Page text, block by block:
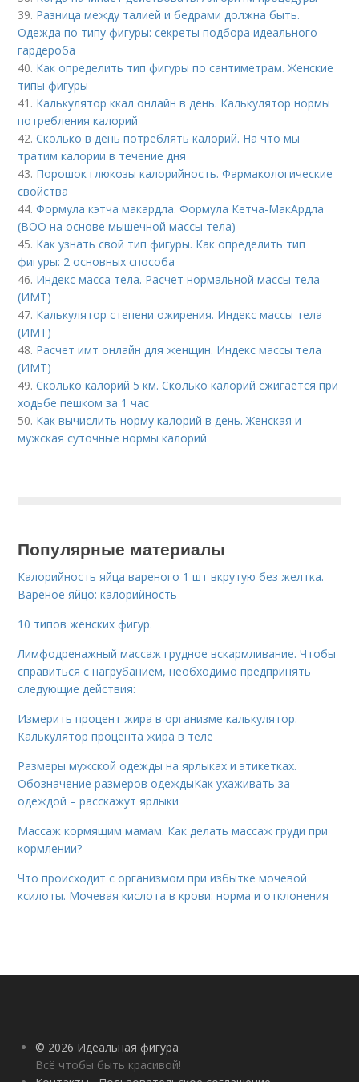
39. Разница между талией и бедрами должна быть.
Одежда по типу фигуры: секреты подбора идеального
гардероба
40. Как определить тип фигуры по сантиметрам. Женские
типы фигуры
41. Калькулятор ккал онлайн в день. Калькулятор нормы
потребления калорий
42.Сколько в день потреблять калорий. На что мы
тратим калории в течение дня
43. Порошок глюкозы калорийность. Фармакологические
свойства
44.Формула кэтча макардла. Формула Кетча-МакАрдла
(ВОО на основе мышечной массы тела)
45. Как узнать свой тип фигуры. Как определить тип
фигуры: 2 основных способа
46. Индекс масса тела. Расчет нормальной массы тела
(ИМТ)
47. Калькулятор степени ожирения. Индекс массы тела
(ИМТ)
48. Расчет имт онлайн для женщин. Индекс массы тела
(ИМТ)
49.Сколько калорий 5 км. Сколько калорий сжигается при
ходьбе пешком за 1 час
50. Как вычислить норму калорий в день. Женская и
мужская суточные нормы калорий
Популярные материалы
Калорийность яйца вареного 1 шт вкрутую без желтка.
Вареное яйцо: калорийность
10 типов женских фигур.
Лимфодренажный массаж грудное вскармливание. Чтобы
справиться с нагрубанием, необходимо предпринять
следующие действия:
Измерить процент жира в организме калькулятор.
Калькулятор процента жира в теле
Размеры мужской одежды на ярлыках и этикетках.
Обозначение размеров одеждыКак ухаживать за
одеждой – расскажут ярлыки
Массаж кормящим мамам. Как делать массаж груди при
кормлении?
Что происходит с организмом при избытке мочевой
ксилоты. Мочевая кислота в крови: норма и отклонения
© 2026 Идеальная фигура
Всё чтобы быть красивой!